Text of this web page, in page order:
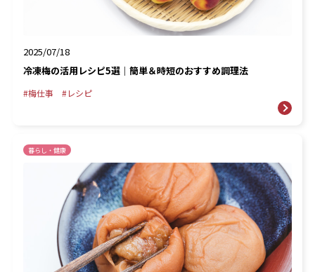
2025/07/18
冷凍梅の活用レシピ5選｜簡単＆時短のおすすめ調理法
梅仕事 レシピ
暮らし・健康